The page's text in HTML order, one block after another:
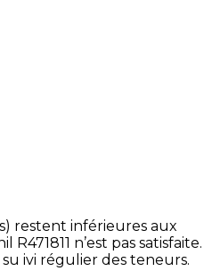
restent inférieures aux
n’est pas satisfaite.
ivi régulier des teneurs.